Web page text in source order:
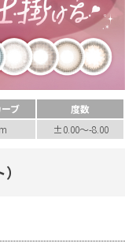
ブ
度数
±0.00～-8.00